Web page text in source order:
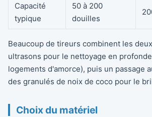
Capacité
typique
50 à 200
douilles
Beaucoup de tireurs combinent les
ultrasons pour le nettoyage en
logements d'amorce), puis un passage
des granulés de noix de coco pour le
Choix du matériel